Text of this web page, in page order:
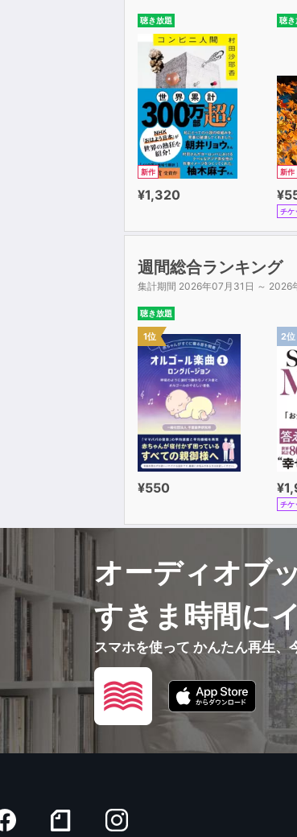
聴き放題
新作
¥1,320
聴き
新作
チケ
週間総合ランキング
集計期間 2026年07月31日 ～ 2026
聴き放題
1位
¥550
2位
チケ
オーディオブ
すきま時間に
スマホを使って かんたん再生、